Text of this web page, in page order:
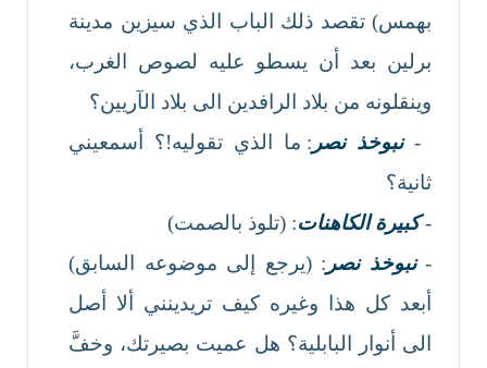
بهمس) تقصد ذلك الباب الذي سيزين مدينة
برلين بعد أن يسطو عليه لصوص الغرب،
وينقلونه من بلاد الرافدين الى بلاد الآريين؟
-نبوخذ نصر : ما الذي تقوليه!؟ أسمعيني
ثانية؟
-كبيرة الكاهنات: (تلوذ بالصمت)
-نبوخذ نصر : (يرجع إلى موضوعه السابق)
أبعد كل هذا وغيره كيف تريدينني ألا أصل
الى أنوار البابلية؟ هل عميت بصيرتك، وخفَّ